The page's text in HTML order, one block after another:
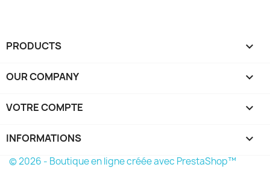
PRODUCTS 
OUR COMPANY 
VOTRE COMPTE 
INFORMATIONS keyboard_arrow_down
© 2026 - Boutique en ligne créée avec PrestaShop™